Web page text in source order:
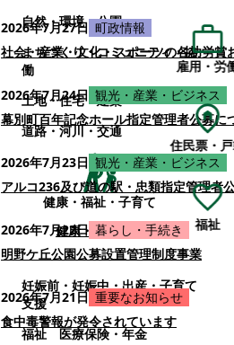
自然・環境・公園
まちづくり・コミュニティ・協
働
土地・住宅・建築
道路・河川・交通
健康・福祉・子育て
健康・福祉・子育て
妊娠前・妊娠中・出産・子育て
支援
福祉
医療保険・年金
2026年7月27日 町政情報
社会・産業・文化・スポーツの各功労
2026年7月24日 観光・産業・ビジネス
幕別町百年記念ホール指定管理者公募に
2026年7月23日 観光・産業・ビジネス
アルコ236及び道の駅・忠類指定管理者
2026年7月22日 暮らし・手続き
明野ケ丘公園公募設置管理制度事業
2026年7月21日 重要なお知らせ
食中毒警報が発令されています
雇用・労
住民票・
福祉